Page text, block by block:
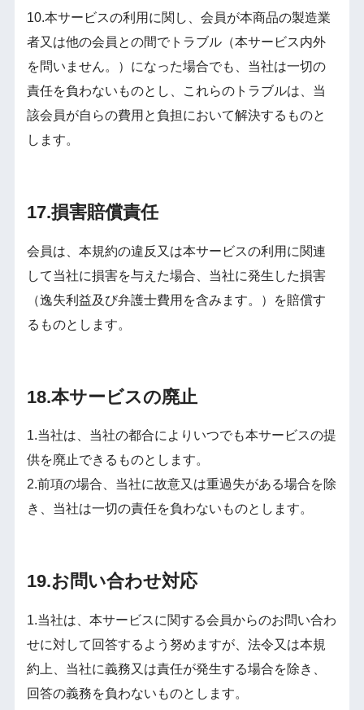
10.本サービスの利用に関し、会員が本商品の製造業
者又は他の会員との間でトラブル（本サービス内外
を問いません。）になった場合でも、当社は一切の
責任を負わないものとし、これらのトラブルは、当
該会員が自らの費用と負担において解決するものと
します。
17.損害賠償責任
会員は、本規約の違反又は本サービスの利用に関連
して当社に損害を与えた場合、当社に発生した損害
（逸失利益及び弁護士費用を含みます。）を賠償す
るものとします。
18.本サービスの廃止
1.当社は、当社の都合によりいつでも本サービスの提
供を廃止できるものとします。
2.前項の場合、当社に故意又は重過失がある場合を除
き、当社は一切の責任を負わないものとします。
19.お問い合わせ対応
1.当社は、本サービスに関する会員からのお問い合わ
せに対して回答するよう努めますが、法令又は本規
約上、当社に義務又は責任が発生する場合を除き、
回答の義務を負わないものとします。